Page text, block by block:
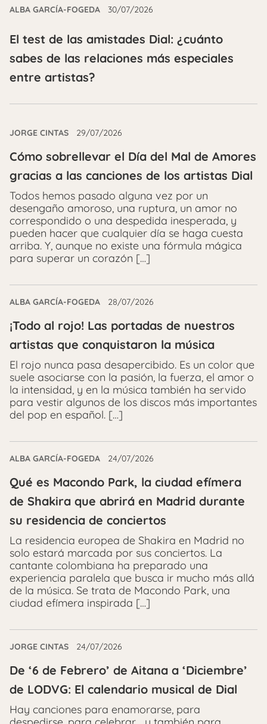
ALBA GARCÍA-FOGEDA 30/07/2026
El test de las amistades Dial: ¿cuánto
sabes de las relaciones más especiales
entre artistas?
JORGE CINTAS 29/07/2026
Cómo sobrellevar el Día del Mal de Amores
gracias a las canciones de los artistas Dial
Todos hemos pasado alguna vez por un
desengaño amoroso, una ruptura, un amor no
correspondido o una despedida inesperada, y
pueden hacer que cualquier día se haga cuesta
arriba. Y, aunque no existe una fórmula mágica
para superar un corazón […]
ALBA GARCÍA-FOGEDA 28/07/2026
¡Todo al rojo! Las portadas de nuestros
artistas que conquistaron la música
El rojo nunca pasa desapercibido. Es un color que
suele asociarse con la pasión, la fuerza, el amor o
la intensidad, y en la música también ha servido
para vestir algunos de los discos más importantes
del pop en español. […]
ALBA GARCÍA-FOGEDA 24/07/2026
Qué es Macondo Park, la ciudad efímera
de Shakira que abrirá en Madrid durante
su residencia de conciertos
La residencia europea de Shakira en Madrid no
solo estará marcada por sus conciertos. La
cantante colombiana ha preparado una
experiencia paralela que busca ir mucho más allá
de la música. Se trata de Macondo Park, una
ciudad efímera inspirada […]
JORGE CINTAS 24/07/2026
De ‘6 de Febrero’ de Aitana a ‘Diciembre’
de LODVG: El calendario musical de Dial
Hay canciones para enamorarse, para